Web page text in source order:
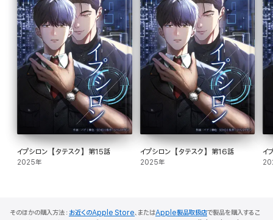
イプシロン【タテスク】第15話
2025年
イプシロン【タテスク】第16話
2025年
イ
そのほかの購入方法： お近くのApple Store、またはApple製品取扱店で製品を購入するこ